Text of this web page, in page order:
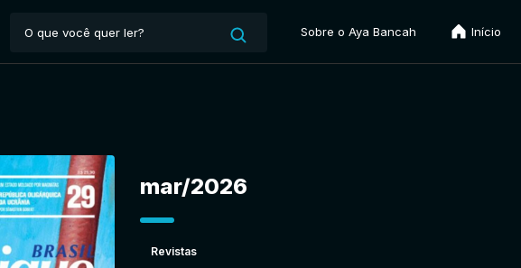
Sobre o Aya Bancah Início
mar/2026
Revistas